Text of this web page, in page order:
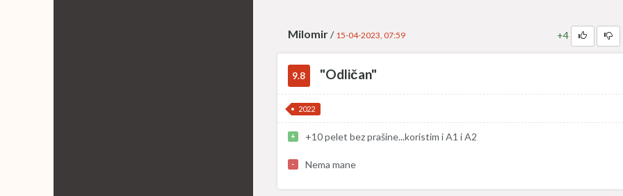
Milomir/ 15-04-2023, 07:59 +4
9.8 "Odličan"
2022
+ +10 pelet bez prašine...koristim i A1 i A2
- Nema mane